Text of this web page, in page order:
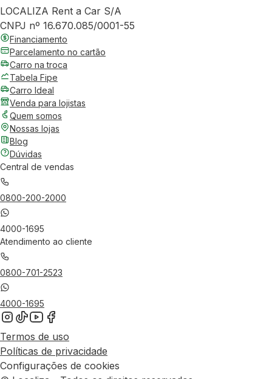
LOCALIZA Rent a Car S/A
CNPJ nº 16.670.085/0001-55
Financiamento
Parcelamento no cartão
Carro na troca
Tabela Fipe
Carro Ideal
Venda para lojistas
Quem somos
Nossas lojas
Blog
Dúvidas
Central de vendas
0800-200-2000
4000-1695
Atendimento ao cliente
0800-701-2523
4000-1695
Termos de uso
Políticas de privacidade
Configurações de cookies